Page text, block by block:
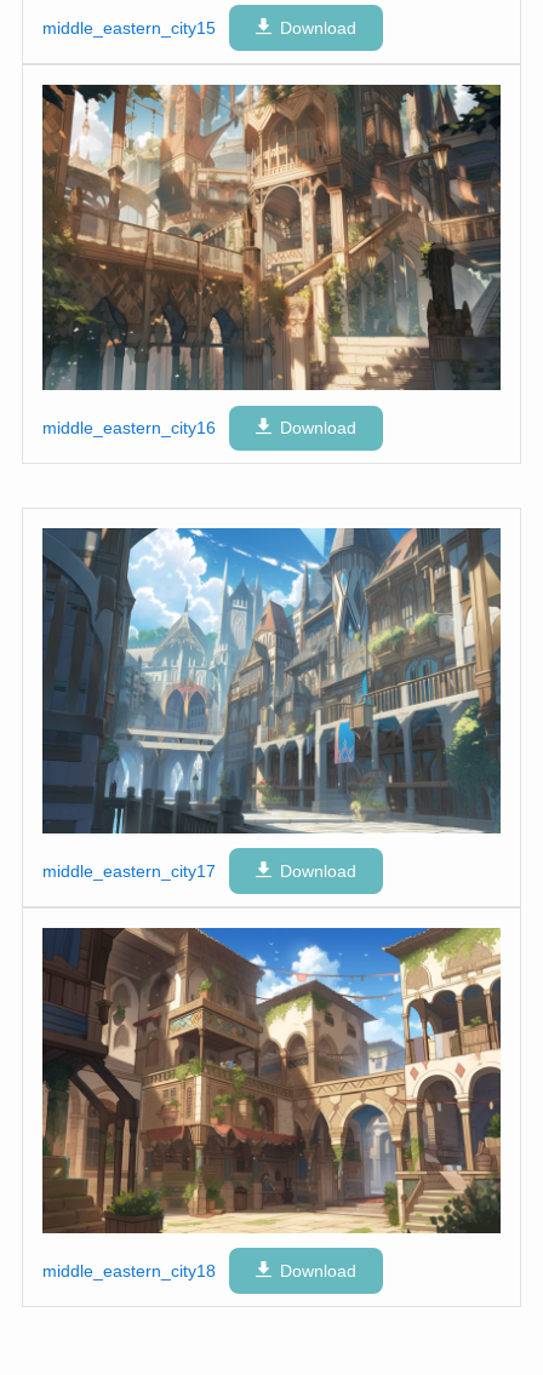
middle_eastern_city15 Download
middle_eastern_city16 Download
middle_eastern_city17 Download
middle_eastern_city18 Download